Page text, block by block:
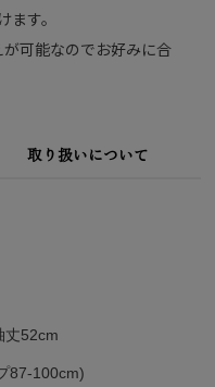
す。
可能なのでお好みに合
取り扱いについて
丈52cm
87-100cm)